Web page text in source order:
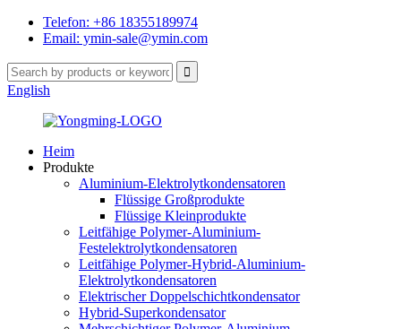
Telefon: +86 18355189974
Email: ymin-sale@ymin.com
English
Heim
Produkte
Aluminium-Elektrolytkondensatoren
Flüssige Großprodukte
Flüssige Kleinprodukte
Leitfähige Polymer-Aluminium-
Festelektrolytkondensatoren
Leitfähige Polymer-Hybrid-Aluminium-
Elektrolytkondensatoren
Elektrischer Doppelschichtkondensator
Hybrid-Superkondensator